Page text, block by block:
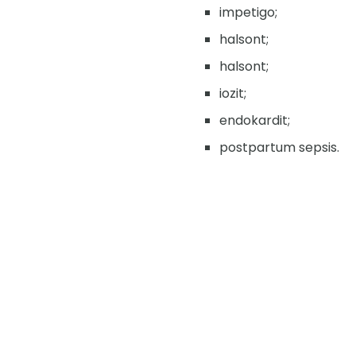
impetigo;
halsont;
halsont;
iozit;
endokardit;
postpartum sepsis.